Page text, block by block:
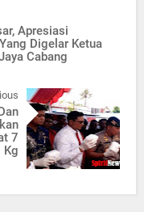
Apresiasi
Digelar Ketua
Cabang
7
Kg